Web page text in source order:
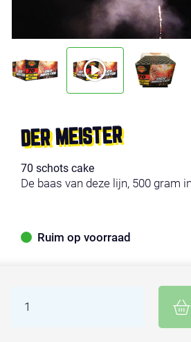
DER MEISTER
70 schots cake
De baas van deze lijn, 500 gram
Ruim op voorraad